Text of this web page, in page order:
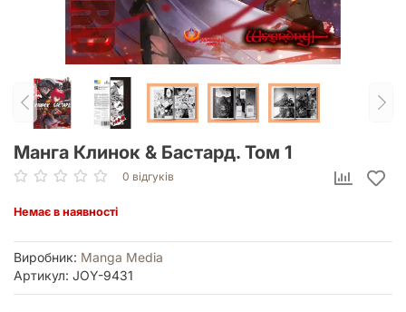
Манга Клинок & Бастард. Том 1
0 відгуків
Немає в наявності
Виробник: Manga Media
Артикул: JOY-9431